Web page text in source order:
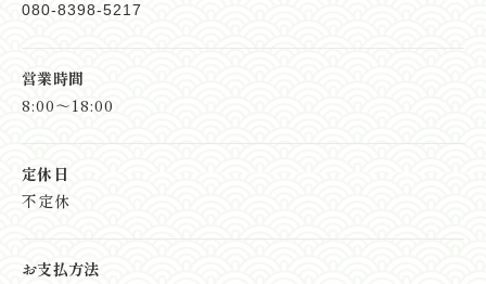
080-8398-5217
営業時間
8:00～18:00
定休日
不定休
お支払方法